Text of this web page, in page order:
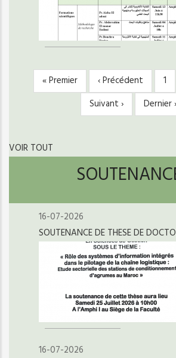
PAGINATION
Première
page
« Premier
Page
précédente
‹ Précédent Page
1
Page
suivante
Suivant ›
Dernière
page
Dernier
VOIR TOUT
16-07-2026
SOUTENANCE DE THESE DE
16-07-2026